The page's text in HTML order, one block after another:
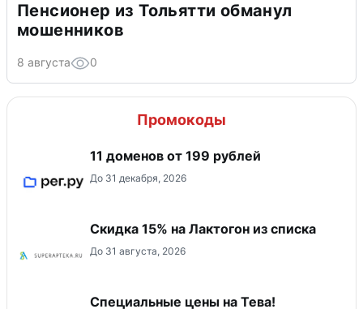
Пенсионер из Тольятти обманул
мошенников
8 августа 0
Промокоды
11 доменов от 199 рублей
До 31 декабря, 2026
Скидка 15% на Лактогон из списка
До 31 августа, 2026
Специальные цены на Тева!